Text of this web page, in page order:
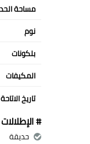
مساحة
نوم
بلكونات
المكيفات
تاريخ الاتاحة
#
حديقة